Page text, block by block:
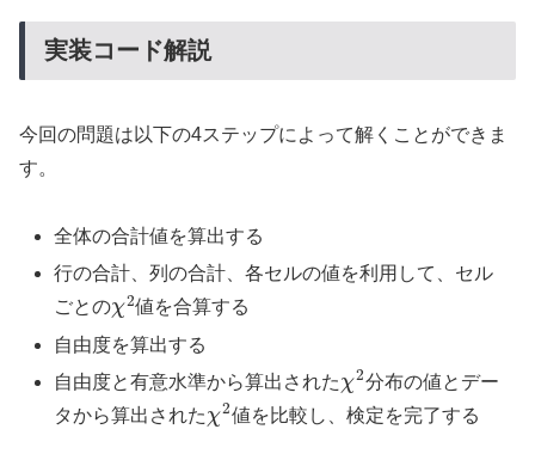
実装コード解説
今回の問題は以下の4ステップによって解くことができま
す。
全体の合計値を算出する
行の合計、列の合計、各セルの値を利用して、セル
ごとの
2
値を合算する
自由度を算出する
自由度と有意水準から算出された
2
分布の値とデー
タから算出された
2
値を比較し、検定を完了する